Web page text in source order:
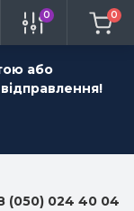
або
0 0
(050) 024 40 04